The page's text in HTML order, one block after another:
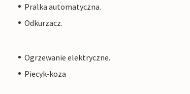
Pralka automatyczna.
Odkurzacz.
Ogrzewanie elektryczne.
Piecyk-koza